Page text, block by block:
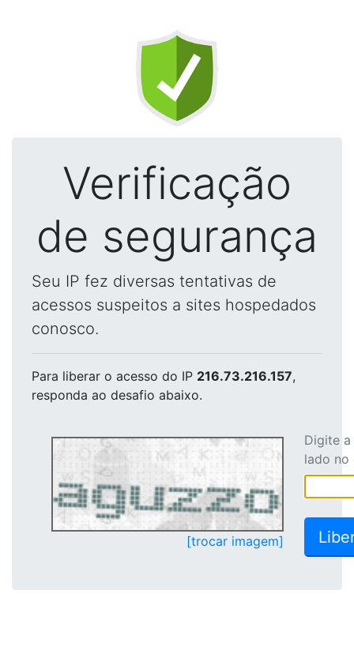
Verificação
de segurança
Seu IP fez diversas tentativas de
acessos suspeitos a sites hospedados
conosco.
Para liberar o acesso do IP 216.73.216.157,
responda ao desafio abaixo.
[trocar imagem]
Digite
lado no